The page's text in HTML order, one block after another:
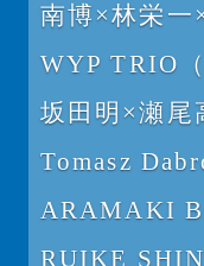
南博×林栄一
WYP TRIO（
坂田明×瀬尾
Tomasz
ARAMAKI
RUIKE